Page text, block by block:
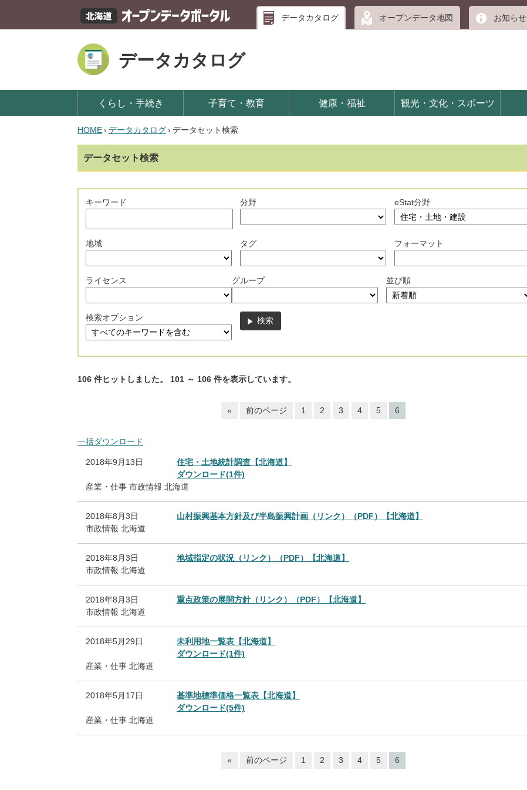
データカタログ オープンデータ地図 お知らせ
データカタログ
くらし・手続き 子育て・教育 健康・福祉 観光・文化・スポーツ
HOME› データカタログ› データセット検索
データセット検索
キーワード 分野 eStat分野
地域 タグ フォーマット
ライセンス グループ 並び順
検索オプション
106 件ヒットしました。 101 ～ 106 件を表示しています。
« 前のページ 1 2 3 4 5 6
一括ダウンロード
2018年9月13日
住宅・土地統計調査【北海道】
ダウンロード(1件)
産業・仕事 市政情報 北海道
2018年8月3日
山村振興基本方針及び半島振興計画（リンク）（PDF）【北海道】
市政情報 北海道
2018年8月3日
地域指定の状況（リンク）（PDF）【北海道】
市政情報 北海道
2018年8月3日
重点政策の展開方針（リンク）（PDF）【北海道】
市政情報 北海道
2018年5月29日
未利用地一覧表【北海道】
ダウンロード(1件)
産業・仕事 北海道
2018年5月17日
基準地標準価格一覧表【北海道】
ダウンロード(5件)
産業・仕事 北海道
« 前のページ 1 2 3 4 5 6